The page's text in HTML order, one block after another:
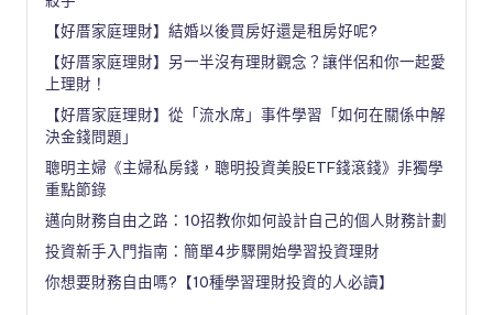
【好厝家庭理財】結婚以後買房好還是租房好呢?
【好厝家庭理財】另一半沒有理財觀念？讓伴侶和你一起愛
上理財！
【好厝家庭理財】從「流水席」事件學習「如何在關係中解
決金錢問題」
聰明主婦《主婦私房錢，聰明投資美股ETF錢滾錢》非獨學
重點節錄
邁向財務自由之路：10招教你如何設計自己的個人財務計劃
投資新手入門指南：簡單4步驟開始學習投資理財
你想要財務自由嗎?【10種學習理財投資的人必讀】